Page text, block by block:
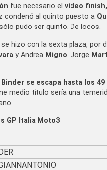
fue necesario el vídeo finish,
condenó al quinto puesto a
pudo ser quinto. De locos.
se hizo con la sexta plaza, por
y Andrea Migno. Jorge
Binder se escapa hasta los
medio título sería una
GP Italia Moto3